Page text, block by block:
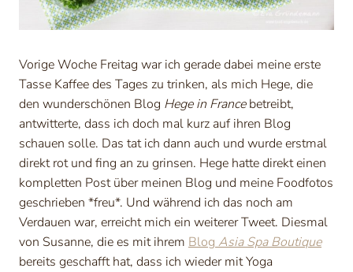
Vorige Woche Freitag war ich gerade dabei meine erste
Tasse Kaffee des Tages zu trinken, als mich Hege, die
den wunderschönen Blog Hege in Francebetreibt,
antwitterte, dass ich doch mal kurz auf ihren Blog
schauen solle. Das tat ich dann auch und wurde erstmal
direkt rot und fing an zu grinsen. Hege hatte direkt einen
kompletten Post über meinen Blog und meine Foodfotos
geschrieben *freu*. Und während ich das noch am
Verdauen war, erreicht mich ein weiterer Tweet. Diesmal
von Susanne, die es mit ihrem Blog Asia Spa Boutique
bereits geschafft hat, dass ich wieder mit Yoga